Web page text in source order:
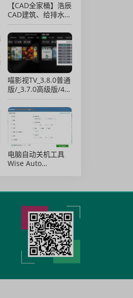
【CAD全家桶】浩辰
CAD建筑、给排水、
暖通、电气、电力软
件 安装包中文版，
亲测可用！
喵影视TV_3.8.0普通
版/_3.7.0高级版/4.X
低版本完美适配/内
置源/4K超清
电脑自动关机工具
Wise Auto